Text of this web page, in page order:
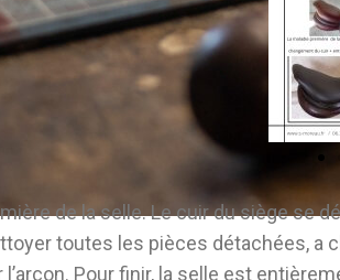
Longe Frontal
de la selle. Le cuir du siège se
toutes les pièces détachées, a
Pour finir, la selle est